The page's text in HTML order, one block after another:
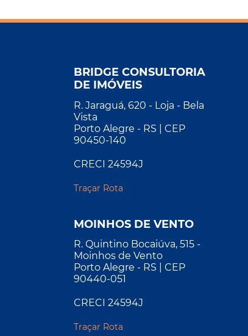
BRIDGE CONSULTORIA
DE IMÓVEIS
R. Jaraguá, 620 - Loja - Bela
Vista
Porto Alegre - RS | CEP
90450-140
CRECI 24594J
Traçar Rota
MOINHOS DE VENTO
R. Quintino Bocaiúva, 515 -
Moinhos de Vento
Porto Alegre - RS | CEP
90440-051
CRECI 24594J
Traçar Rota